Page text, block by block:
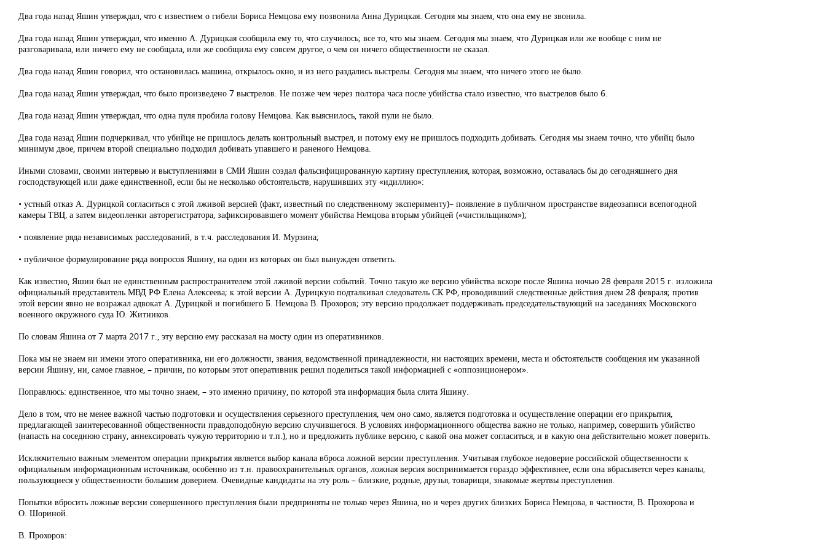
Два года назад Яшин утверждал, что с известием о гибели Бориса Немцова ему позвонила Анна Дурицкая. Сегодня мы знаем, что она ему не звонила.
Два года назад Яшин утверждал, что именно А. Дурицкая сообщила ему то, что случилось; все то, что мы знаем. Сегодня мы знаем, что Дурицкая или же вообще с ним не
разговаривала, или ничего ему не сообщала, или же сообщила ему совсем другое, о чем он ничего общественности не сказал.
Два года назад Яшин говорил, что остановилась машина, открылось окно, и из него раздались выстрелы. Сегодня мы знаем, что ничего этого не было.
Два года назад Яшин утверждал, что было произведено 7 выстрелов. Не позже чем через полтора часа после убийства стало известно, что выстрелов было 6.
Два года назад Яшин утверждал, что одна пуля пробила голову Немцова. Как выяснилось, такой пули не было.
Два года назад Яшин подчеркивал, что убийце не пришлось делать контрольный выстрел, и потому ему не пришлось подходить добивать. Сегодня мы знаем точно, что убийц было
минимум двое, причем второй специально подходил добивать упавшего и раненого Немцова.
Иными словами, своими интервью и выступлениями в СМИ Яшин создал фальсифицированную картину преступления, которая, возможно, оставалась бы до сегодняшнего дня
господствующей или даже единственной, если бы не несколько обстоятельств, нарушивших эту «идиллию»:
• устный отказ А. Дурицкой согласиться с этой лживой версией (факт, известный по следственному эксперименту)– появление в публичном пространстве видеозаписи всепогодной
камеры ТВЦ, а затем видеопленки авторегистратора, зафиксировавшего момент убийства Немцова вторым убийцей («чистильщиком»);
• появление ряда независимых расследований, в т.ч. расследования И. Мурзина;
• публичное формулирование ряда вопросов Яшину, на один из которых он был вынужден ответить.
Как известно, Яшин был не единственным распространителем этой лживой версии событий. Точно такую же версию убийства вскоре после Яшина ночью 28 февраля 2015 г. изложила
официальный представитель МВД РФ Елена Алексеева; к этой версии А. Дурицкую подталкивал следователь СК РФ, проводивший следственные действия днем 28 февраля; против
этой версии явно не возражал адвокат А. Дурицкой и погибшего Б. Немцова В. Прохоров; эту версию продолжает поддерживать председательствующий на заседаниях Московского
военного окружного суда Ю. Житников.
По словам Яшина от 7 марта 2017 г., эту версию ему рассказал на мосту один из оперативников.
Пока мы не знаем ни имени этого оперативника, ни его должности, звания, ведомственной принадлежности, ни настоящих времени, места и обстоятельств сообщения им указанной
версии Яшину, ни, самое главное, – причин, по которым этот оперативник решил поделиться такой информацией с «оппозиционером».
Поправлюсь: единственное, что мы точно знаем, – это именно причину, по которой эта информация была слита Яшину.
Дело в том, что не менее важной частью подготовки и осуществления серьезного преступления, чем оно само, является подготовка и осуществление операции его прикрытия,
предлагающей заинтересованной общественности правдоподобную версию случившегося. В условиях информационного общества важно не только, например, совершить убийство
(напасть на соседнюю страну, аннексировать чужую территорию и т.п.), но и предложить публике версию, с какой она может согласиться, и в какую она действительно может поверить.
Исключительно важным элементом операции прикрытия является выбор канала вброса ложной версии преступления. Учитывая глубокое недоверие российской общественности к
официальным информационным источникам, особенно из т.н. правоохранительных органов, ложная версия воспринимается гораздо эффективнее, если она вбрасывется через каналы,
пользующиеся у общественности большим доверием. Очевидные кандидаты на эту роль – близкие, родные, друзья, товарищи, знакомые жертвы преступления.
Попытки вбросить ложные версии совершенного преступления были предприняты не только через Яшина, но и через других близких Бориса Немцова, в частности, В. Прохорова и
О. Шориной.
В. Прохоров: